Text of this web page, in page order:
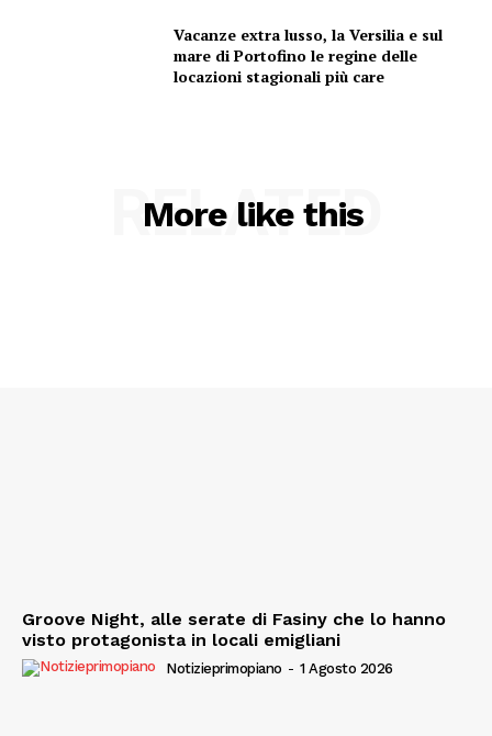
Vacanze extra lusso, la Versilia e sul
mare di Portofino le regine delle
locazioni stagionali più care
More like this
RELATED
Groove Night, alle serate di Fasiny che lo hanno
visto protagonista in locali emigliani
Notizieprimopiano - 1 Agosto 2026